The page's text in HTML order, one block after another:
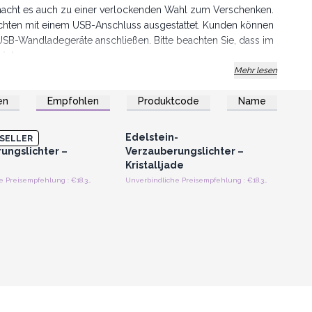
es auch zu einer verlockenden Wahl zum Verschenken.
mit einem USB-Anschluss ausgestattet. Kunden können
Wandladegeräte anschließen. Bitte beachten Sie, dass im
jeder Umgebung einen Hauch von Eleganz und
möchten.
Verwandeln Sie jeden Raum mit
Mehr lesen
Empfohlen Produktcode Name
oder Registrieren
–
Unverbindliche Preisempfehlung : €18.35/Stück
Anmelden oder Registrieren
für Großhandelspreise
Edelstein-
Verzauberungslichter –
Kristalljade